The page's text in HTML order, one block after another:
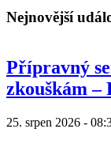
Nejnovější
Přípravný
zkouškám –
25. srpen 2026 -